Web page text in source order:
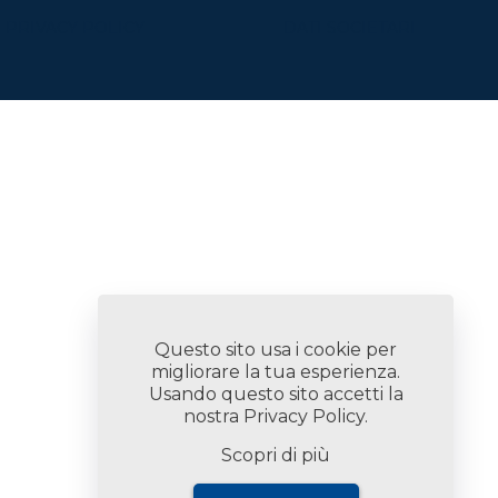
Questo sito usa i cookie per
migliorare la tua esperienza.
Usando questo sito accetti la
nostra Privacy Policy.
Scopri di più